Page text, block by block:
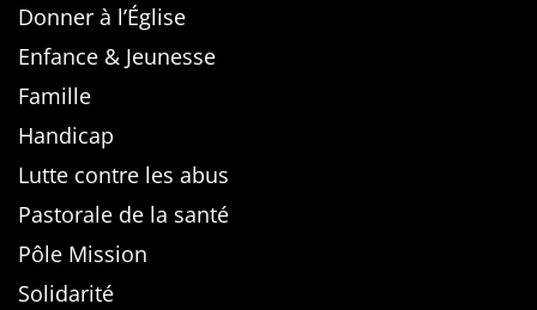
Donner à l’Église
Enfance & Jeunesse
Famille
Handicap
Lutte contre les abus
Pastorale de la santé
Pôle Mission
Solidarité